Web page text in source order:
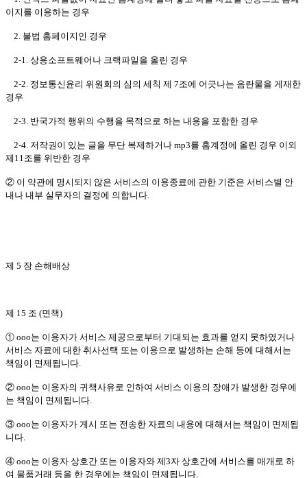
이지를 이용하는 경우
2. 불법 홈페이지인 경우
2-1. 상용소프트웨어나 크랙파일을 올린 경우
2-2. 정보통신윤리 위원회의 심의 세칙 제 7조에 어긋나는 음란물을 게재한
경우
2-3. 반국가적 행위의 수행을 목적으로 하는 내용을 포함한 경우
2-4. 저작권이 있는 글을 무단 복제하거나 mp3를 홈계정에 올린 경우 이외
제11조를 위반한 경우
② 이 약관에 명시되지 않은 서비스의 이용종료에 관한 기준은 서비스별 안
내나 내부 실무자의 결정에 의합니다.
제 5 장 손해배상
제 15 조 (면책)
① ooo는 이용자가 서비스 제공으로부터 기대되는 효과를 얻지 못하였거나
서비스 자료에 대한 취사선택 또는 이용으로 발생하는 손해 등에 대해서는
책임이 면제됩니다.
② ooo는 이용자의 귀책사유로 인하여 서비스 이용의 장애가 발생한 경우에
는 책임이 면제됩니다.
③ ooo는 이용자가 게시 또는 전송한 자료의 내용에 대해서는 책임이 면제됩
니다.
④ ooo는 이용자 상호간 또는 이용자와 제3자 상호간에 서비스를 매개로 하
여 물품거래 등을 한 경우에는 책임이 면제됩니다.